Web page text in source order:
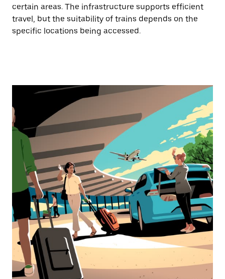
certain areas. The infrastructure supports efficient
travel, but the suitability of trains depends on the
specific locations being accessed.